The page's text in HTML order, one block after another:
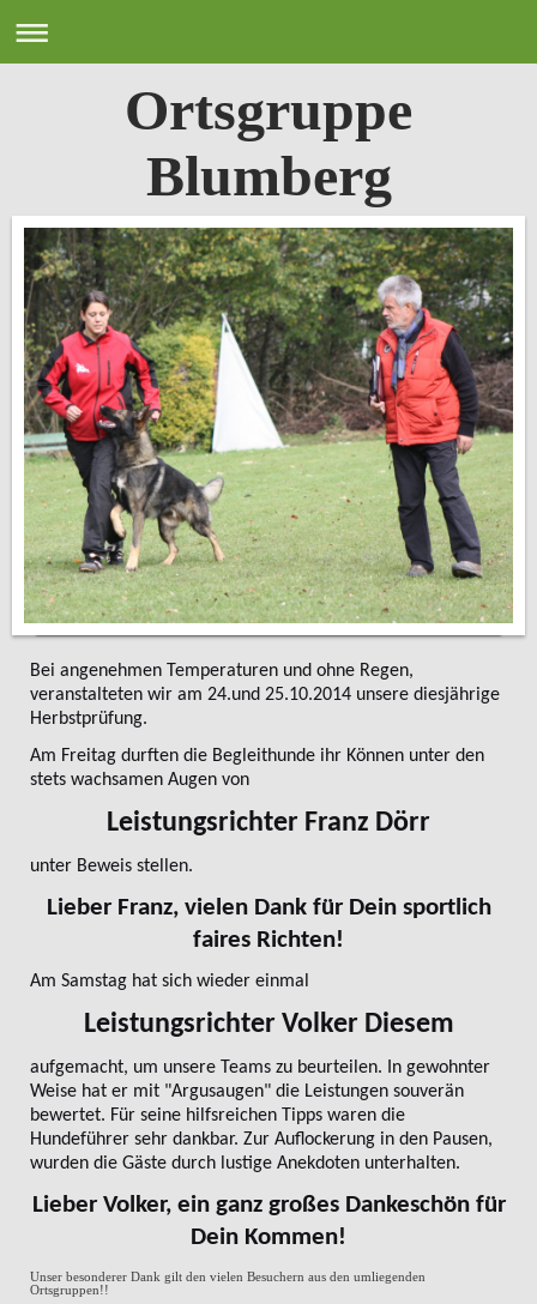
Ortsgruppe
Blumberg
Bei angenehmen Temperaturen und ohne Regen,
veranstalteten wir am 24.und 25.10.2014 unsere diesjährige
Herbstprüfung.
Am Freitag durften die Begleithunde ihr Können unter den
stets wachsamen Augen von
Leistungsrichter Franz Dörr
unter Beweis stellen.
Lieber Franz, vielen Dank für Dein sportlich
faires Richten!
Am Samstag hat sich wieder einmal
Leistungsrichter Volker Diesem
aufgemacht, um unsere Teams zu beurteilen. In gewohnter
Weise hat er mit "Argusaugen" die Leistungen souverän
bewertet. Für seine hilfsreichen Tipps waren die
Hundeführer sehr dankbar. Zur Auflockerung in den Pausen,
wurden die Gäste durch lustige Anekdoten unterhalten.
Lieber Volker, ein ganz großes Dankeschön für
Dein Kommen!
Unser besonderer Dank gilt den vielen Besuchern aus den umliegenden
Ortsgruppen!!